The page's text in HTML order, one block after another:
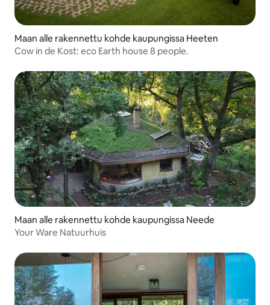
Maan alle rakennettu kohde kaupungissa Heeten
Cow in de Kost: eco Earth house 8 people.
Maan alle rakennettu kohde kaupungissa Neede
Your Ware Natuurhuis